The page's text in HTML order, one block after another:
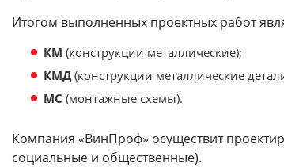
Итогом выполненных проектных работ
КМ (конструкции металлические);
КМД(конструкции металлические
МС (монтажные схемы).
Компания «ВинПроф» осуществит
социальные и общественные).